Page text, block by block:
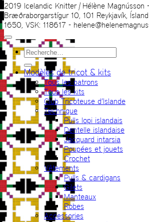
2019 Icelandic Knitter | Hélène Magnússon
Bræðraborgarstígur 10, 101 Reykjavík,
1650, VSK: 118617 -
Recherche
pour :
Modèles de tricot & kits
Tous les patrons
Tous les kits
Club Tricoteuse d’Islande
Technique
Pulls lopi islandais
Dentelle islandaise
Jacquard intarsia
Poupées et jouets
Crochet
Vêtements
Pulls & cardigans
Gilets
Manteaux
Robes
Accessories